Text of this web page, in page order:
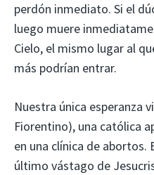
perdón inmediato. Si el
luego muere
Cielo, el mismo lugar al
más podrían entrar.
Nuestra única esperanza
Fiorentino), una católica
en una clínica de abortos.
último vástago de